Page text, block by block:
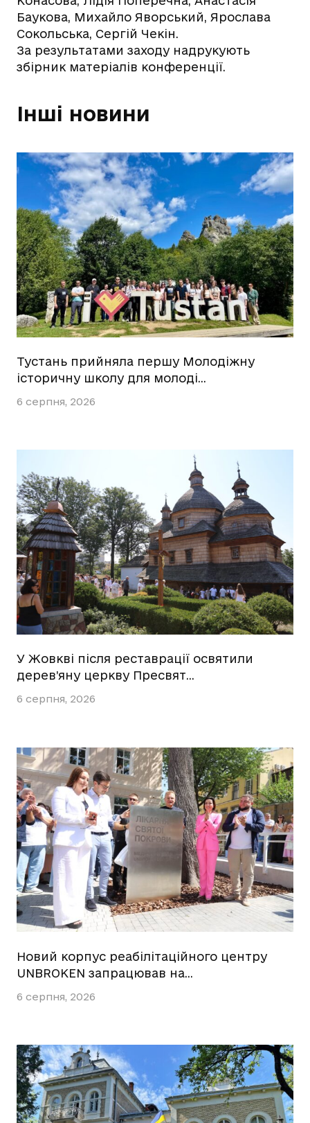
Баукова, Михайло Яворський, Ярослава
Сокольська, Сергій Чекін.
За результатами заходу надрукують
збірник матеріалів конференції.
Інші новини
Тустань прийняла першу Молодіжну
історичну школу для молоді…
6 серпня, 2026
У Жовкві після реставрації освятили
дерев’яну церкву Пресвят…
6 серпня, 2026
Новий корпус реабілітаційного центру
UNBROKEN запрацював на…
6 серпня, 2026